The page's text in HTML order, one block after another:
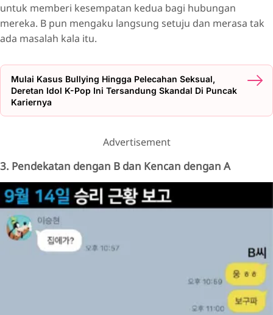
untuk memberi kesempatan kedua bagi hubungan
mereka. B pun mengaku langsung setuju dan merasa tak
ada masalah kala itu.
Mulai Kasus Bullying Hingga Pelecahan Seksual,
Deretan Idol K-Pop Ini Tersandung Skandal Di Puncak
Kariernya
Advertisement
3. Pendekatan dengan B dan Kencan dengan A